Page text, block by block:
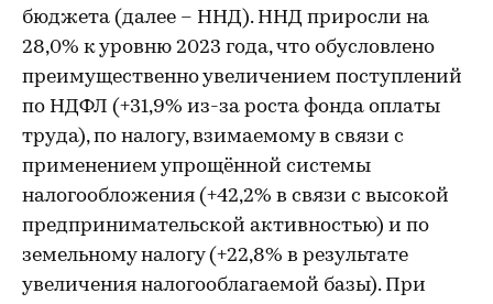
бюджета (далее – ННД). ННД приросли на
28,0% к уровню 2023 года, что обусловлено
преимущественно увеличением поступлений
по НДФЛ (+31,9% из-за роста фонда оплаты
труда), по налогу, взимаемому в связи с
применением упрощённой системы
налогообложения (+42,2% в связи с высокой
предпринимательской активностью) и по
земельному налогу (+22,8% в результате
увеличения налогооблагаемой базы). При